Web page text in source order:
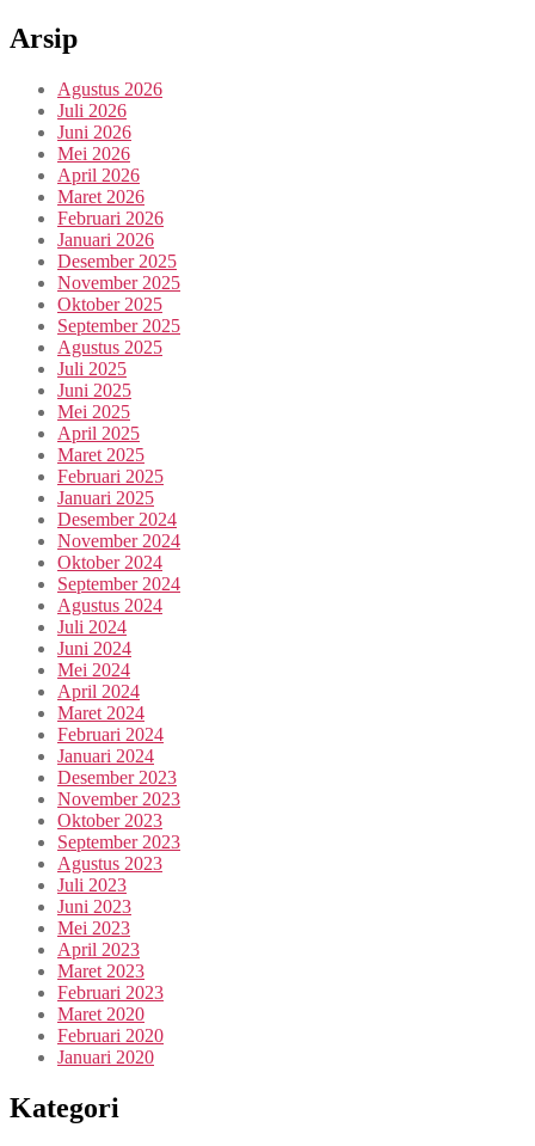
Arsip
Agustus 2026
Juli 2026
Juni 2026
Mei 2026
April 2026
Maret 2026
Februari 2026
Januari 2026
Desember 2025
November 2025
Oktober 2025
September 2025
Agustus 2025
Juli 2025
Juni 2025
Mei 2025
April 2025
Maret 2025
Februari 2025
Januari 2025
Desember 2024
November 2024
Oktober 2024
September 2024
Agustus 2024
Juli 2024
Juni 2024
Mei 2024
April 2024
Maret 2024
Februari 2024
Januari 2024
Desember 2023
November 2023
Oktober 2023
September 2023
Agustus 2023
Juli 2023
Juni 2023
Mei 2023
April 2023
Maret 2023
Februari 2023
Maret 2020
Februari 2020
Januari 2020
Kategori